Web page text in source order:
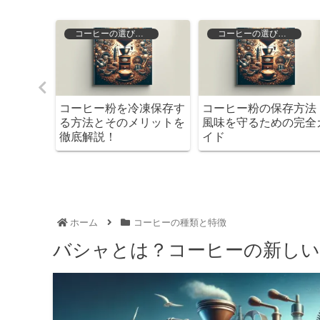
コーヒーの選び方と保存
コーヒー粉を冷凍保存す
る方法とそのメリットを
徹底解説！
コーヒーの選び方と保存
コーヒー粉の保存方法
風味を守るための完全
イド
ホーム コーヒーの種類と特徴
バシャとは？コーヒーの新し